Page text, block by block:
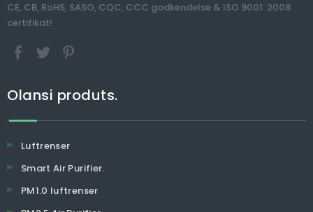
CE, CB, RoHS, SASO, CQC, CCC godkendelse & ISO 9001: 2008
certifikat!
Olansi produts.
Luftrenser
Smart Air Purifier.
PM1.0 luftrenser